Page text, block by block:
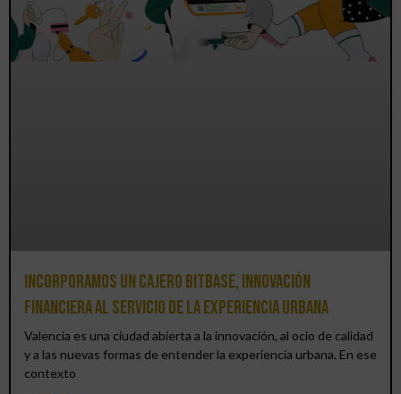
Incorporamos un cajero BitBase, innovación
financiera al servicio de la experiencia urbana
Valencia es una ciudad abierta a la innovación, al ocio de calidad
y a las nuevas formas de entender la experiencia urbana. En ese
contexto